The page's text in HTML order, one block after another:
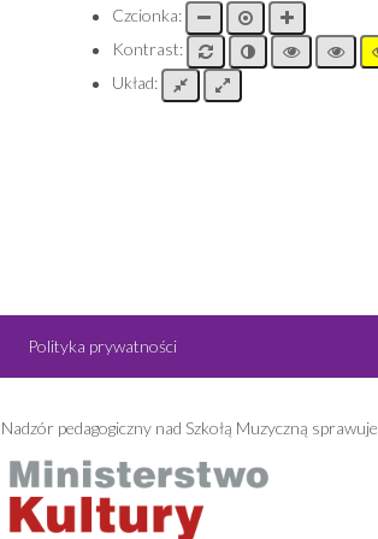
Czcionka:
Kontrast:
Układ:
Polityka prywatności
Nadzór pedagogiczny nad Szkołą Muzyczną sprawuje